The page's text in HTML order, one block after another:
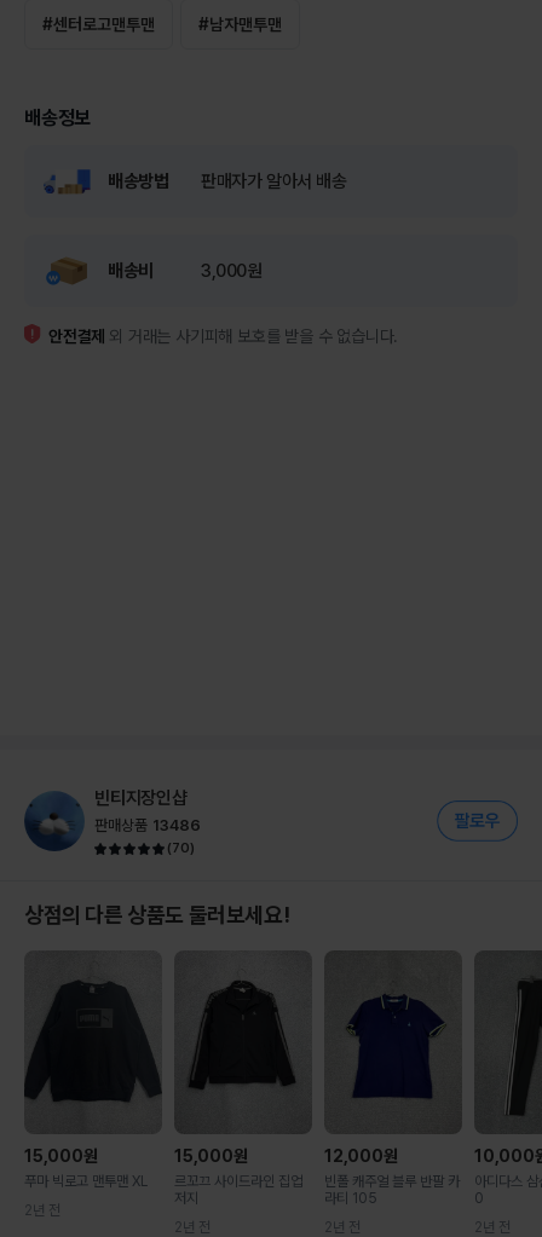
#센터로고맨투맨 #남자맨투맨
배송정보
배송방법 판매자가 알아서 배송
배송비 3,000원
안전결제 외 거래는 사기피해 보호를 받을 수 없습니다.
빈티지장인샵
판매상품 13486
(70)
상점의 다른 상품도 둘러보세요!
15,000원
푸마 빅로고 맨투맨 XL
2년 전
15,000원
르꼬끄 사이드라인 집업
저지
2년 전
12,000원
빈폴 캐주얼 블루 반팔 카
라티 105
2년 전
10,000
아디다스
0
2년 전